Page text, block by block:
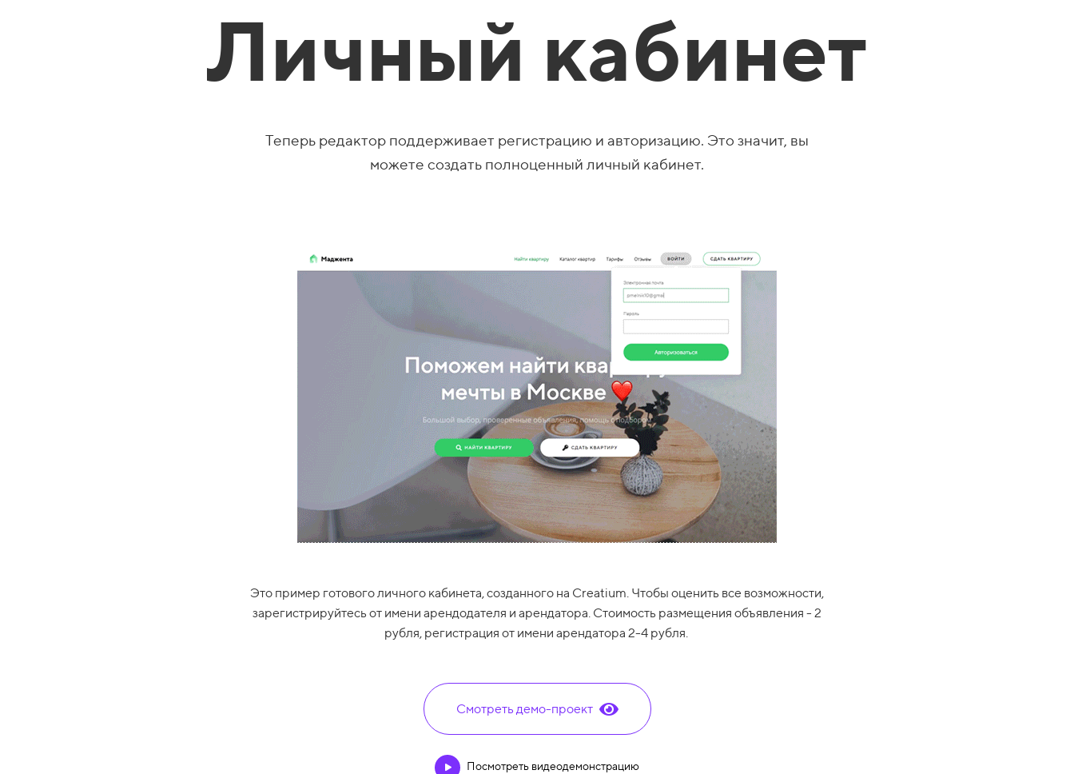
Личный кабинет
Теперь редактор поддерживает регистрацию и авторизацию. Это значит, вы
можете создать полноценный личный кабинет.
Это пример готового личного кабинета, созданного на Creatium. Чтобы оценить все возможности,
зарегистрируйтесь от имени арендодателя и арендатора. Стоимость размещения объявления - 2
рубля, регистрация от имени арендатора 2-4 рубля.
Смотреть демо-проект
Посмотреть видеодемонстрацию